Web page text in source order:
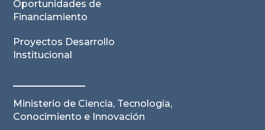
Oportunidades de
Financiamiento
Proyectos Desarrollo
Institucional
Ministerio de Ciencia, Tecnología,
Conocimiento e Innovación